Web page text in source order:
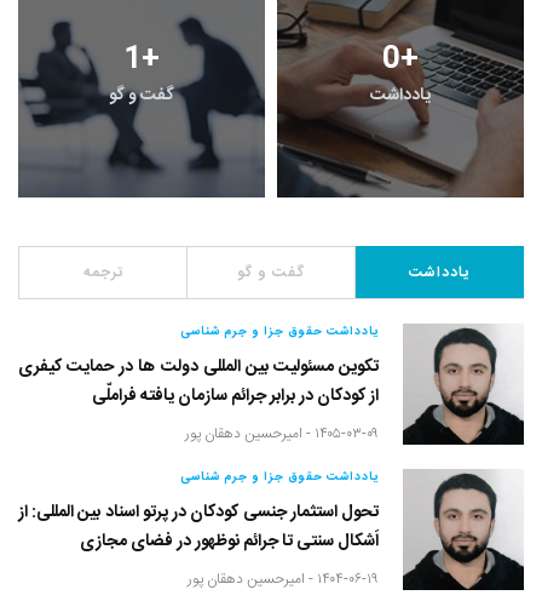
1+
گفت و گو
0+
یادداشت
یادداشت گفت و گو ترجمه
یادداشت حقوق جزا و جرم شناسی
تکوین مسئولیت بین المللی دولت ها در حمایت کیفری
از کودکان در برابر جرائم سازمان یافته فراملّی
۱۴۰۵-۰۳-۰۹ - امیرحسین دهقان پور
یادداشت حقوق جزا و جرم شناسی
تحول استثمار جنسی کودکان در پرتو اسناد بین المللی: از
اَشکال سنتی تا جرائم نوظهور در فضای مجازی
۱۴۰۴-۰۶-۱۹ - امیرحسین دهقان پور